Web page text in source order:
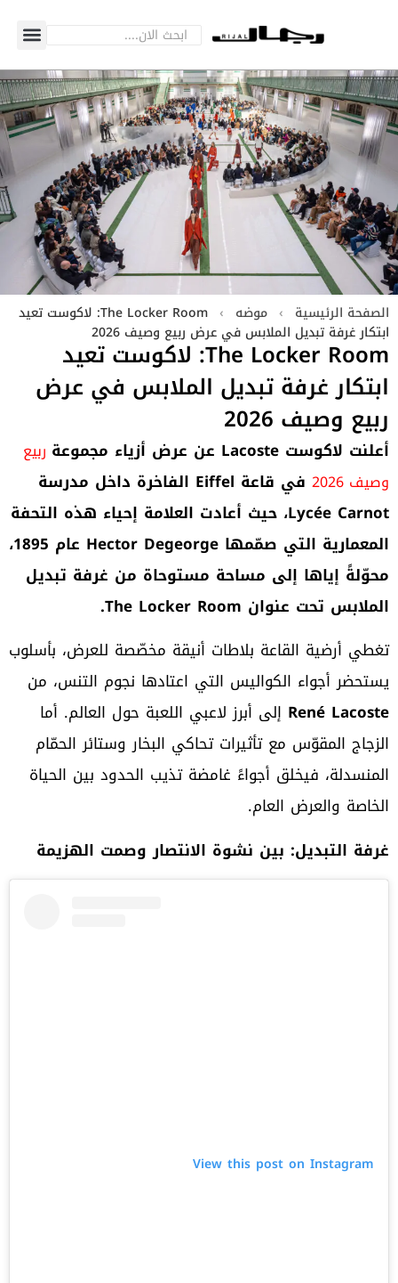
الصفحة الرئيسية › موضه ›
The Locker Room: لاكوست تعيد
ابتكار غرفة تبديل الملابس في عرض ربيع وصيف 2026
The Locker Room: لاكوست تعيد
ابتكار غرفة تبديل الملابس في عرض
ربيع وصيف 2026
أعلنت لاكوست عن عرض أزياء مجموعة ربيع
وصيف 2026
في قاعة
الفاخرة داخل مدرسة
Lycée Carnot، حيث أعادت العلامة إحياء هذه التحفة
المعمارية التي صمّمها
عام 1895،
محوّلةً إياها إلى مساحة مستوحاة من غرفة تبديل
الملابس تحت عنوان The Locker Room.
تغطي أرضية القاعة بلاطات أنيقة مخصّصة للعرض، بأسلوب
يستحضر أجواء الكواليس التي اعتادها نجوم التنس، من
René Lacoste إلى أبرز لاعبي اللعبة حول العالم. أما
الزجاج المقوّس مع تأثيرات تحاكي البخار وستائر الحمّام
المنسدلة، فيخلق أجواءً غامضة تذيب الحدود بين الحياة
الخاصة والعرض العام.
غرفة التبديل: بين نشوة الانتصار وصمت الهزيمة
View this post on Instagram